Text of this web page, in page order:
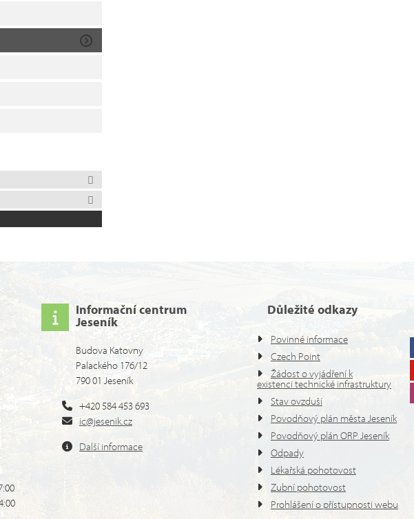
Informační centrum
Jeseník
Budova Katovny
Palackého 176/12
790 01 Jeseník
+420 584 453 693
ic@jesenik.cz
Další informace
Důležité odkazy
Povinné informace
Czech Point
Žádost o vyjádření k
existenci technické infrastruktury
Stav ovzduší
Povodňový plán města Jeseník
Povodňový plán ORP Jeseník
Odpady
Lékařská pohotovost
Zubní pohotovost
Prohlášení o přístupnosti webu